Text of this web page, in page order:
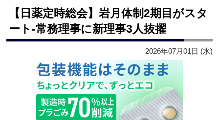
【日薬定時総会】岩月体制2期目がスタ
ート‐常務理事に新理事3人抜擢
2026年07月01日 (水)